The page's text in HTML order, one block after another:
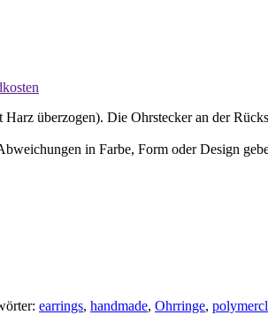
überzogen). Die Ohrstecker an der
in Farbe, Form oder Design
earrings, handmade, Ohrringe,